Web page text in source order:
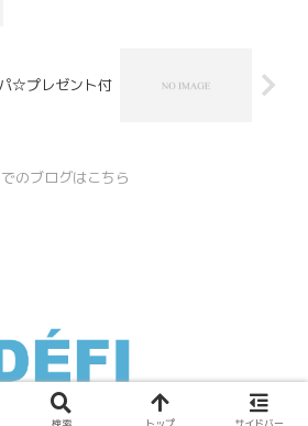
☆プレゼント付
のブログはこちら
池尻の美容室DEFI「デフィ」